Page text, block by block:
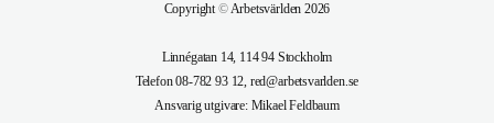
Copyright©Arbetsvärlden 2026
Linnégatan 14, 114 94 Stockholm
Telefon 08-782 93 12, red@arbetsvarlden.se
Ansvarig utgivare: Mikael Feldbaum